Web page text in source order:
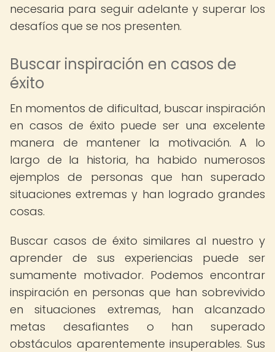
necesaria para seguir adelante y superar los
desafíos que se nos presenten.
Buscar inspiración en casos de
éxito
En momentos de dificultad, buscar inspiración
en casos de éxito puede ser una excelente
manera de mantener la motivación. A lo
largo de la historia, ha habido numerosos
ejemplos de personas que han superado
situaciones extremas y han logrado grandes
cosas.
Buscar casos de éxito similares al nuestro y
aprender de sus experiencias puede ser
sumamente motivador. Podemos encontrar
inspiración en personas que han sobrevivido
en situaciones extremas, han alcanzado
metas desafiantes o han superado
obstáculos aparentemente insuperables. Sus